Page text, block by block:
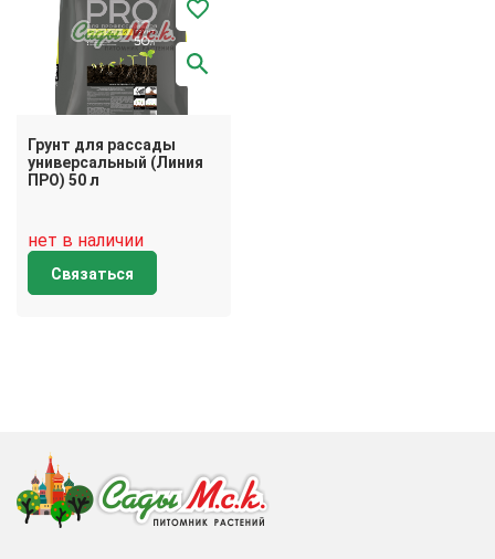
Грунт для рассады
универсальный (Линия
ПРО) 50 л
нет в наличии
Связаться